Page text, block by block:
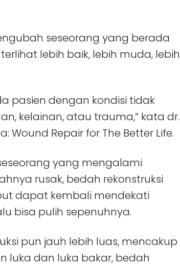
seseorang yang berada
lebih baik, lebih muda, lebih
pasien dengan kondisi tidak
kelainan, atau trauma,” kata dr.
Wound Repair for The Better Life.
yang mengalami
rusak, bedah rekonstruksi
dapat kembali mendekati
bisa pulih sepenuhnya.
pun jauh lebih luas, mencakup
luka dan luka bakar, bedah